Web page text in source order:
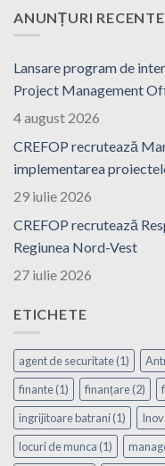
ANUNȚURI RECENTE
Lansare program de
Project Management
4 august 2026
CREFOP recrutează
implementarea
29 iulie 2026
CREFOP recrutează
Regiunea Nord-Vest
27 iulie 2026
ETICHETE
agent de securitate(1)
finante(1) finanțare(2)
ingrijitoare batrani(1)
locuri de munca (1)